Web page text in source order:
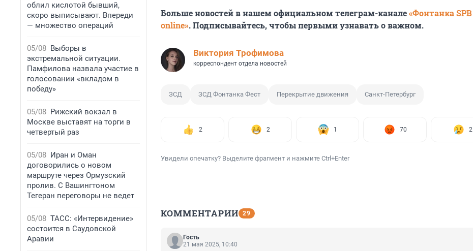
облил кислотой бывший,
скоро выписывают. Впереди
— множество операций
05/08 Выборы в
экстремальной ситуации.
Памфилова назвала участие в
голосовании «вкладом в
победу»
05/08 Рижский вокзал в
Москве выставят на торги в
четвертый раз
05/08 Иран и Оман
договорились о новом
маршруте через Ормузский
пролив. С Вашингтоном
Тегеран переговоры не ведет
05/08 ТАСС: «Интервидение»
состоится в Саудовской
Аравии
Больше новостей в нашем официальном телеграм-канале«Фонтанка SPB
online». Подписывайтесь, чтобы первыми узнавать о важном.
Виктория Трофимова
корреспондент отдела новостей
ЗСД ЗСД Фонтанка Фест Перекрытие движения Санкт-Петербург
2 2 1 70 2
Увидели опечатку? Выделите фрагмент и нажмите Ctrl+Enter
КОММЕНТАРИИ 29
Гость
21 мая 2025, 10:40